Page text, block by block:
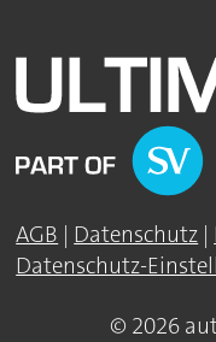
AGB | Datenschutz |
Datenschutz-
© 2026